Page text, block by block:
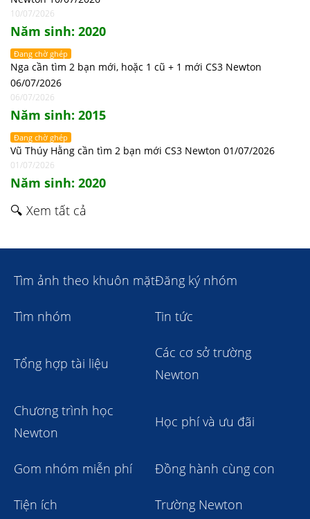
10/07/2026
Năm sinh: 2020
Đang chờ ghép
Nga cần tìm 2 bạn mới, hoặc 1 cũ + 1 mới CS3 Newton
06/07/2026
06/07/2026
Năm sinh: 2015
Đang chờ ghép
Vũ Thúy Hằng cần tìm 2 bạn mới CS3 Newton 01/07/2026
01/07/2026
Năm sinh: 2020
🔍 Xem tất cả
Tìm ảnh theo khuôn mặtĐăng ký nhóm
Tìm nhóm Tin tức
Tổng hợp tài liệu
Các cơ sở trường
Newton
Chương trình học
Newton
Học phí và ưu đãi
Gom nhóm miễn phí Đồng hành cùng con
Tiện ích Trường Newton